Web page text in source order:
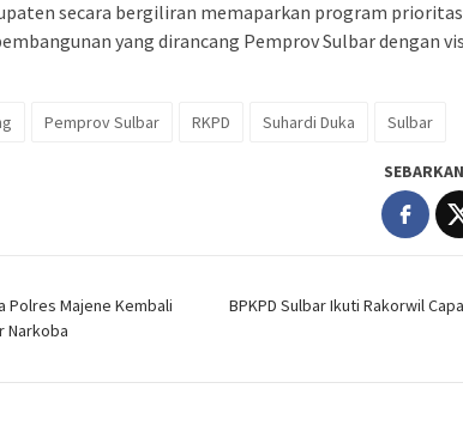
secara bergiliran memaparkan program
yang dirancang Pemprov Sulbar dengan
Pemprov Sulbar RKPD Suhardi Duka Sulbar
SEBARKAN
Polres Majene Kembali
Narkoba
BPKPD Sulbar Ikuti Rakorwil